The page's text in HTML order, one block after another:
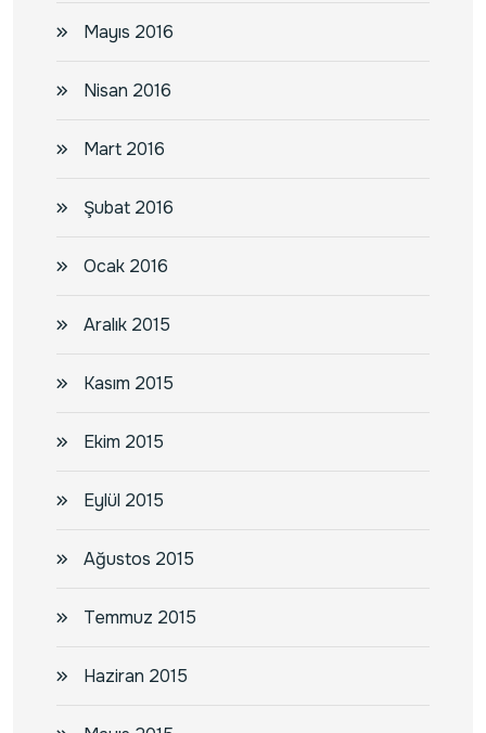
Mayıs 2016
Nisan 2016
Mart 2016
Şubat 2016
Ocak 2016
Aralık 2015
Kasım 2015
Ekim 2015
Eylül 2015
Ağustos 2015
Temmuz 2015
Haziran 2015